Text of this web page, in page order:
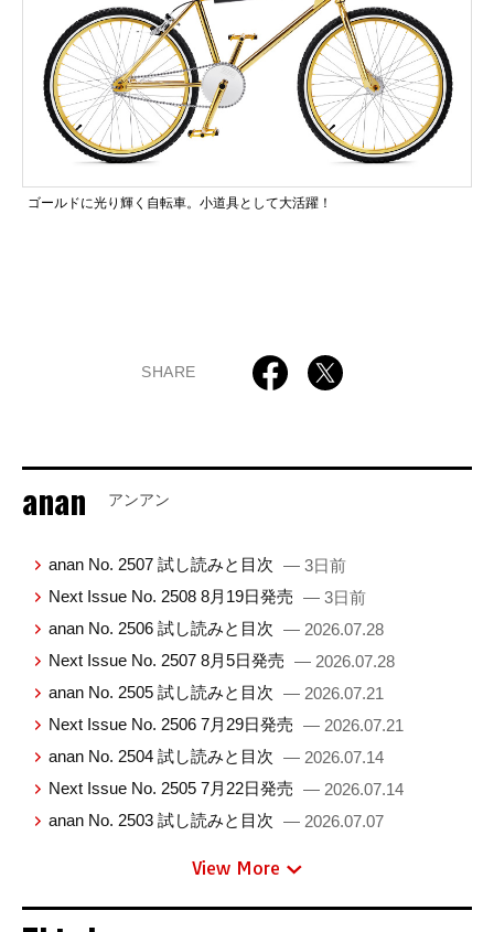
ゴールドに光り輝く自転車。小道具として大活躍！
SHARE
anan アンアン
anan No. 2507 試し読みと目次 — 3日前
Next Issue No. 2508 8月19日発売 — 3日前
anan No. 2506 試し読みと目次 — 2026.07.28
Next Issue No. 2507 8月5日発売 — 2026.07.28
anan No. 2505 試し読みと目次 — 2026.07.21
Next Issue No. 2506 7月29日発売 — 2026.07.21
anan No. 2504 試し読みと目次 — 2026.07.14
Next Issue No. 2505 7月22日発売 — 2026.07.14
anan No. 2503 試し読みと目次 — 2026.07.07
View More